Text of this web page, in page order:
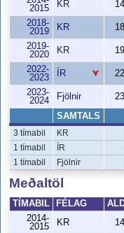
2015
KR 14
2018-
2019
KR 18
2019-
2020
KR 19
2022-
2023
ÍR 22
2023-
2024
Fjölnir 23
SAMTALS
3 tímabil KR
1 tímabil
ÍR
1 tímabil
Fjölnir
Meðaltöl
TÍMABIL FÉLAG
2014-
2015
KR 14